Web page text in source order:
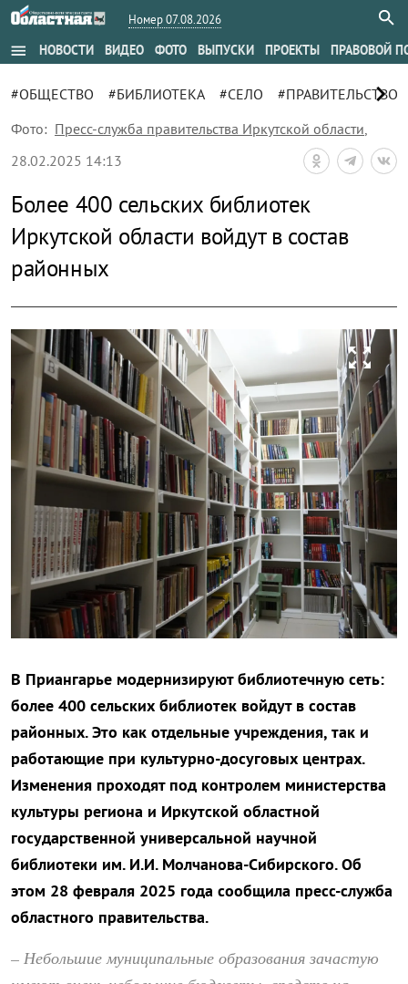
Номер 07.08.2026
menu НОВОСТИ ВИДЕО ФОТО ВЫПУСКИ ПРОЕКТЫ ПРАВОВОЙ
#ОБЩЕСТВО #БИБЛИОТЕКА #СЕЛО #ПРАВИТЕЛЬСТВО
chevron_right
Фото: Пресс-служба правительства Иркутской области,
28.02.2025 14:13
Более 400 сельских библиотек
Иркутской области войдут в состав
районных
zoom_out_map
В Приангарье модернизируют библиотечную сеть:
более 400 сельских библиотек войдут в состав
районных. Это как отдельные учреждения, так и
работающие при культурно-досуговых центрах.
Изменения проходят под контролем министерства
культуры региона и Иркутской областной
государственной универсальной научной
библиотеки им. И.И. Молчанова-Сибирского. Об
этом 28 февраля 2025 года сообщила пресс-служба
областного правительства.
– Небольшие муниципальные образования зачастую